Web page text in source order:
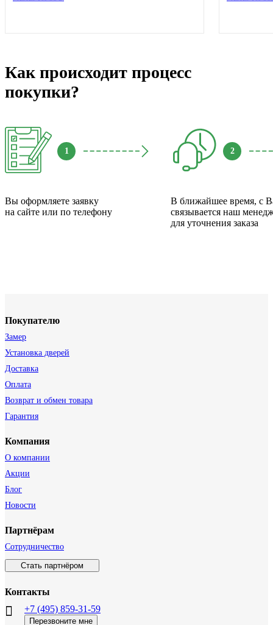
Как происходит процесс
покупки?
1
Вы оформляете заявку
на сайте или по телефону
2
В ближайшее время, с
связывается наш
для уточнения заказа
Покупателю
Замер
Установка дверей
Доставка
Оплата
Возврат и обмен товара
Гарантия
Компания
О компании
Акции
Блог
Новости
Партнёрам
Сотрудничество
Стать партнёром
Контакты
+7 (495) 859-31-59
Перезвоните мне